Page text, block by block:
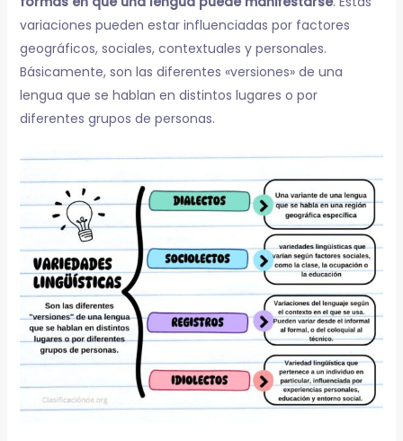
variaciones pueden estar influenciadas por factores
geográficos, sociales, contextuales y personales.
Básicamente, son las diferentes «versiones» de una
lengua que se hablan en distintos lugares o por
diferentes grupos de personas.